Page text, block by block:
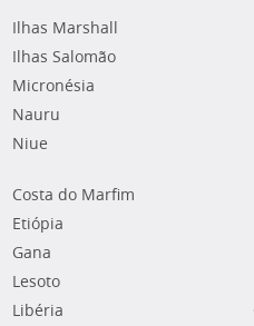
Ilhas Marshall
Ilhas Salomão
Micronésia
Nauru
Niue
Costa do Marfim
Etiópia
Gana
Lesoto
Libéria